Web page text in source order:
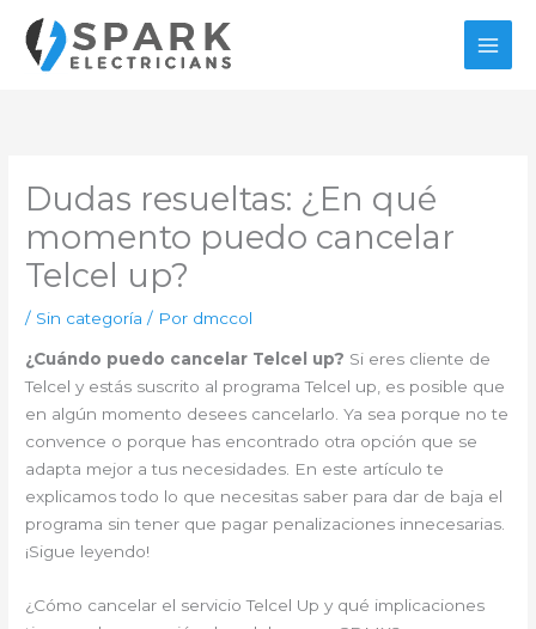
contenido
Dudas resueltas: ¿En qué
momento puedo cancelar
Telcel up?
/ Sin categoría / Por dmccol
¿Cuándo puedo cancelar Telcel up? Si eres cliente de
Telcel y estás suscrito al programa Telcel up, es posible que
en algún momento desees cancelarlo. Ya sea porque no te
convence o porque has encontrado otra opción que se
adapta mejor a tus necesidades. En este artículo te
explicamos todo lo que necesitas saber para dar de baja el
programa sin tener que pagar penalizaciones innecesarias.
¡Sigue leyendo!
¿Cómo cancelar el servicio Telcel Up y qué implicaciones